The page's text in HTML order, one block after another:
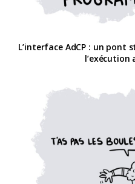
L’interface AdCP : un pont